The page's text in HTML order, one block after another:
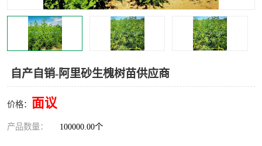
自产自销-阿里砂生槐树苗供应商
价格： 面议
产品数量： 100000.00个